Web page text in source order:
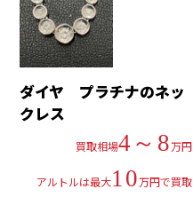
ダイヤ プラチナのネッ
クレス
買取相場4～8万円
アルトルは最大10万円で買取